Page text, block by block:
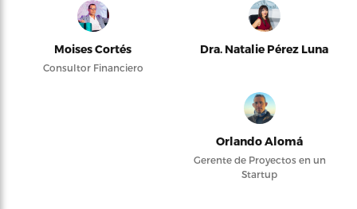
Moises Cortés
Consultor Financiero
Dra. Natalie Pérez Luna
Orlando Alomá
Gerente de Proyectos en un
Startup